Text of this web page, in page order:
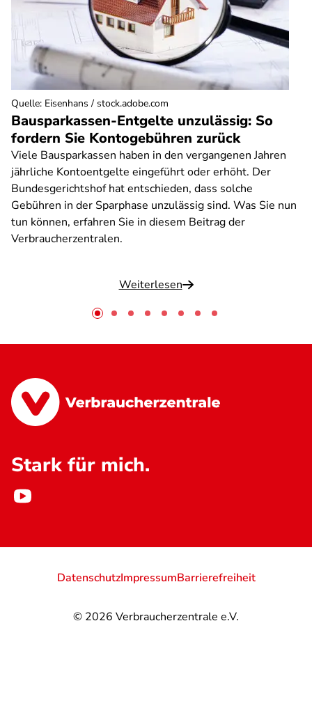
Bausparkassen-Entgelte unzulässig: So
fordern Sie Kontogebühren zurück
Viele Bausparkassen haben in den vergangenen Jahren
jährliche Kontoentgelte eingeführt oder erhöht. Der
Bundesgerichtshof hat entschieden, dass solche
Gebühren in der Sparphase unzulässig sind. Was Sie nun
tun können, erfahren Sie in diesem Beitrag der
Verbraucherzentralen.
Weiterlesen
Quelle: Eisenhans / stock.adobe.com
Stark für mich.
© 2026 Verbraucherzentrale e.V.
DatenschutzImpressumBarrierefreiheit